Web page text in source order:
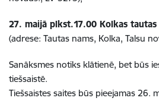
27. maijā plkst.17.00 Kolkas tautas
(adrese: Tautas nams, Kolka, Talsu
Sanāksmes notiks klātienē, bet būs
tiešsaistē.
Tiešsaistes saites būs pieejamas 26.